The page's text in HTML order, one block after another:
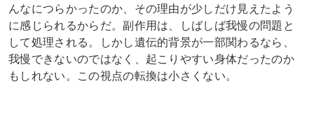
んなにつらかったのか、その理由が少しだけ見えたよう
に感じられるからだ。副作用は、しばしば我慢の問題と
して処理される。しかし遺伝的背景が一部関わるなら、
我慢できないのではなく、起こりやすい身体だったのか
もしれない。この視点の転換は小さくない。